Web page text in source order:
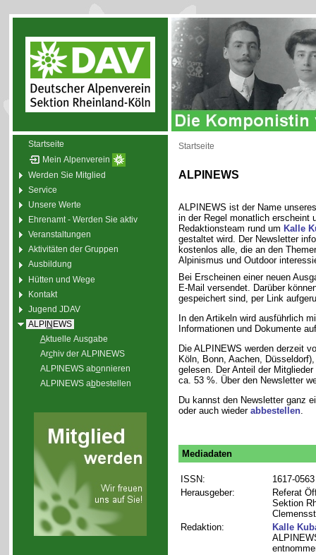
Startseite
Mein Alpenverein
Werden Sie Mitglied
Service
Unsere Werte
Ehrenamt - Werden Sie aktiv
Veranstaltungen
Aktivitäten der Gruppen
Ausbildung
Hütten und Wege
Kontakt
Jugend JDAV
ALPINEWS
Aktuelle Ausgabe
Archiv der ALPINEWS
ALPINEWS abonnieren
ALPINEWS abbestellen
Startseite
ALPINEWS
ALPINEWS ist der Name
in der Regel monatlich erscheint
Redaktionsteam rund um Kalle
gestaltet wird. Der Newsletter
kostenlos alle, die an den
Alpinismus und Outdoor
Bei Erscheinen einer neuen
E-Mail versendet. Darüber
gespeichert sind, per Link
In den Artikeln wird ausführlich
Informationen und Dokumente
Die ALPINEWS werden derzeit
Köln, Bonn, Aachen,
gelesen. Der Anteil der
ca. 53 %. Über den Newsletter
Du kannst den Newsletter ganz
oder auch wieder abbestellen.
Mediadaten
ISSN:
1617-0563
Herausgeber:
Referat
Sektion
Redaktion:
Kalle